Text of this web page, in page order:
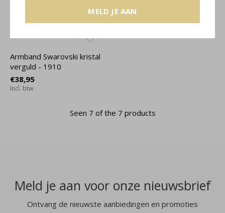
MELD JE AAN
Armband Swarovski kristal
verguld - 1910
€38,95
Incl. btw
Seen 7 of the 7 products
Meld je aan voor onze nieuwsbrief
Ontvang de nieuwste aanbiedingen en promoties